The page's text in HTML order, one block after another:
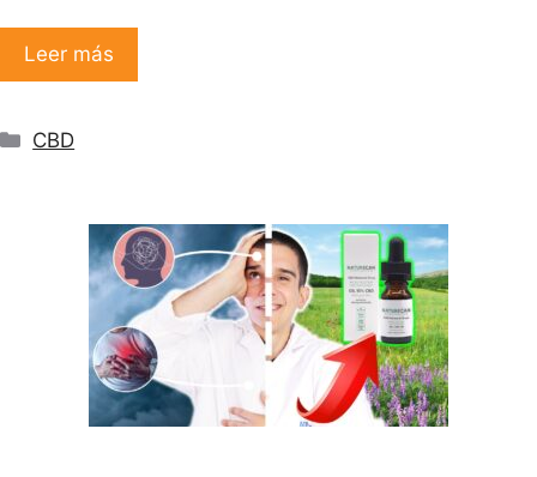
Leer más
Categorías
CBD